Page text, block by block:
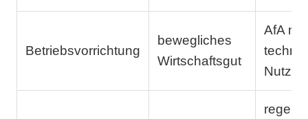
Betriebsvorrichtung
bewegliches
Wirtschaftsgut
AfA